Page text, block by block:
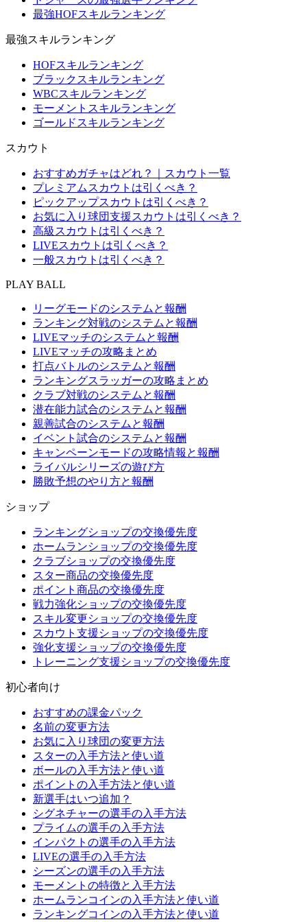
最強HOFスキルランキング
最強スキルランキング
HOFスキルランキング
ブラックスキルランキング
WBCスキルランキング
モーメントスキルランキング
ゴールドスキルランキング
スカウト
おすすめガチャはどれ？｜スカウト一覧
プレミアムスカウトは引くべき？
ピックアップスカウトは引くべき？
お気に入り球団支援スカウトは引くべき？
高級スカウトは引くべき？
LIVEスカウトは引くべき？
一般スカウトは引くべき？
PLAY BALL
リーグモードのシステムと報酬
ランキング対戦のシステムと報酬
LIVEマッチのシステムと報酬
LIVEマッチの攻略まとめ
打点バトルのシステムと報酬
ランキングスラッガーの攻略まとめ
クラブ対戦のシステムと報酬
潜在能力試合のシステムと報酬
親善試合のシステムと報酬
イベント試合のシステムと報酬
キャンペーンモードの攻略情報と報酬
ライバルシリーズの遊び方
勝敗予想のやり方と報酬
ショップ
ランキングショップの交換優先度
ホームランショップの交換優先度
クラブショップの交換優先度
スター商品の交換優先度
ポイント商品の交換優先度
戦力強化ショップの交換優先度
スキル変更ショップの交換優先度
スカウト支援ショップの交換優先度
強化支援ショップの交換優先度
トレーニング支援ショップの交換優先度
初心者向け
おすすめの課金パック
名前の変更方法
お気に入り球団の変更方法
スターの入手方法と使い道
ボールの入手方法と使い道
ポイントの入手方法と使い道
新選手はいつ追加？
シグネチャーの選手の入手方法
プライムの選手の入手方法
インパクトの選手の入手方法
LIVEの選手の入手方法
シーズンの選手の入手方法
モーメントの特徴と入手方法
ホームランコインの入手方法と使い道
ランキングコインの入手方法と使い道